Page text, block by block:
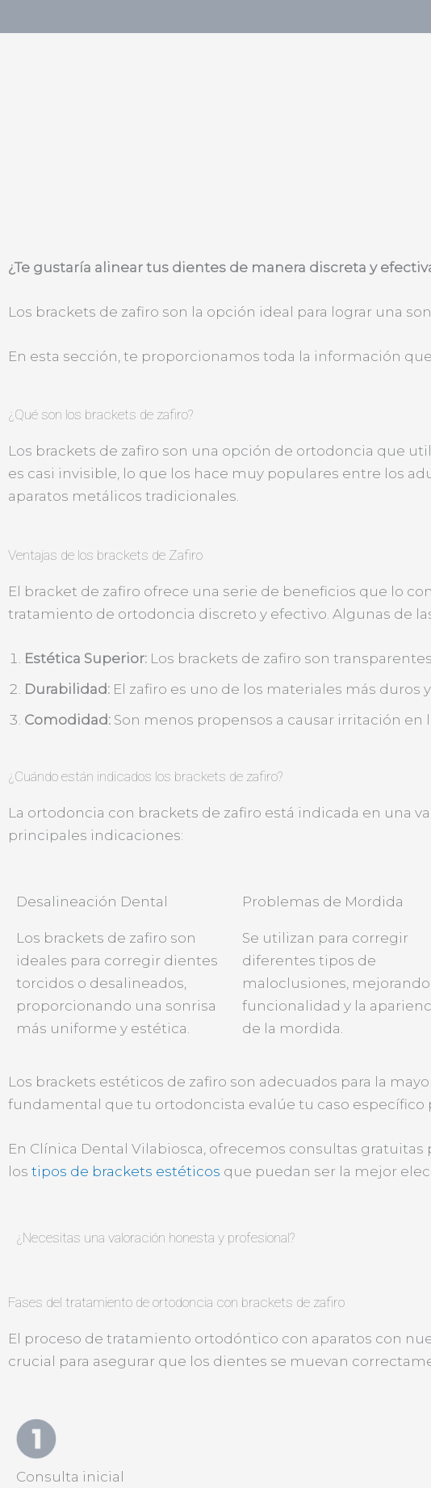
¿Te gustaría alinear tus dientes de manera discreta y
Los brackets de zafiro son la opción ideal para lograr una
En esta sección, te proporcionamos toda la información
¿Qué son los brackets de zafiro?
Los brackets de zafiro son una opción de ortodoncia que
es casi invisible, lo que los hace muy populares entre los
aparatos metálicos tradicionales.
Ventajas de los brackets de Zafiro
El bracket de zafiro ofrece una serie de beneficios que lo
tratamiento de ortodoncia discreto y efectivo. Algunas de
Estética Superior: Los brackets de zafiro son
Durabilidad: El zafiro es uno de los materiales más
Comodidad: Son menos propensos a causar irritación en
¿Cuándo están indicados los brackets de zafiro?
La ortodoncia con brackets de zafiro está indicada en una
principales indicaciones:
Desalineación Dental
Los brackets de zafiro son
ideales para corregir dientes
torcidos o desalineados,
proporcionando una sonrisa
más uniforme y estética.
Problemas de Mordida
Se utilizan para corregir
diferentes tipos de
maloclusiones, mejorando
funcionalidad y la
de la mordida.
Los brackets estéticos de zafiro son adecuados para la
fundamental que tu ortodoncista evalúe tu caso
En Clínica Dental Vilabiosca, ofrecemos consultas
los tipos de brackets estéticos que puedan ser la mejor
¿Necesitas una valoración honesta y profesional?
Fases del tratamiento de ortodoncia con brackets de zafiro
El proceso de tratamiento ortodóntico con aparatos con
crucial para asegurar que los dientes se muevan
Consulta inicial